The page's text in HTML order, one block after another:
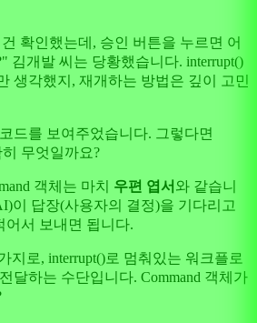
확인했는데, 승인 버튼을 누르면 어
김개발 씨는 당황했습니다. interrupt()
생각했지, 재개하는 방법은 깊이 고민
드를 보여주었습니다. 그렇다면
히 무엇일까요?
객체는 마치 우편 엽서 와 같습니
이 답장(사용자의 결정)을 기다리고
어서 보내면 됩니다.
지로, interrupt()로 멈춰있는 워크플로
달하는 수단입니다. Command 객체가